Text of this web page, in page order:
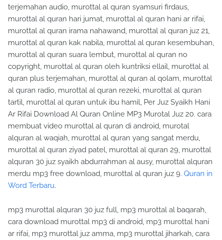
terjemahan audio, murottal al quran syamsuri firdaus,
murottal al quran hari jumat, murottal al quran hani ar rifai,
murottal al quran irama nahawand, murottal al quran juz 21,
murottal al quran kak nabila, murottal al quran kesembuhan,
murottal al quran suara lembut, murottal al quran no
copyright, murottal al quran oleh kuntriksi ellail, murottal al
quran plus terjemahan, murottal al quran al qolam, murottal
al quran radio, murottal al quran rezeki, murottal al quran
tartil, murottal al quran untuk ibu hamil, Per Juz Syaikh Hani
Ar Rifai Download Al Quran Online MP3 Murotal Juz 20. cara
membuat video murottal al quran di android, murotal
alquran al waqiah, murottal al quran yang sangat merdu,
murottal al quran ziyad patel, murottal al quran 29, murottal
alquran 30 juz syaikh abdurrahman al ausy, murottal alquran
merdu mp3 free download, murottal al quran juz 9. Quran in
Word Terbaru.
mp3 murottal alquran 30 juz full, mp3 murottal al baqarah,
cara download murottal mp3 di android, mp3 murottal hani
ar rifai, mp3 murottal juz amma, mp3 murottal jiharkah, cara